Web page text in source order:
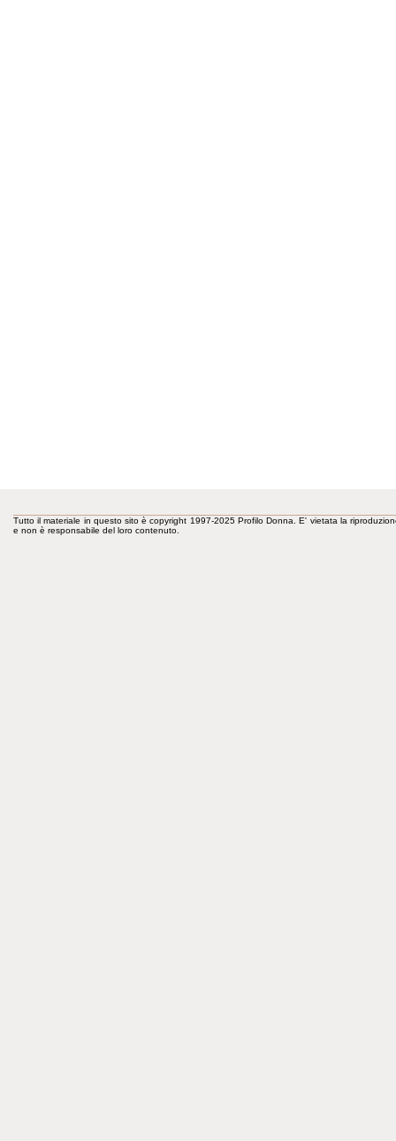
Tutto il materiale in questo sito è copyright 1997-2025 Profilo Donna. E' vietata la
e non è responsabile del loro contenuto.